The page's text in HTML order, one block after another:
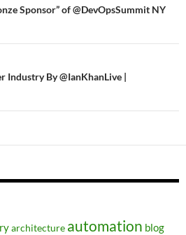
Sponsor” of @DevOpsSummit NY
Industry By @IanKhanLive |
architecture automation blog